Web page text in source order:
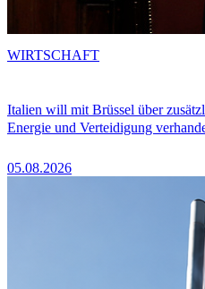
Italien will mit Brüssel über
Energie und Verteidigung
05.08.2026
WIRTSCHAFT